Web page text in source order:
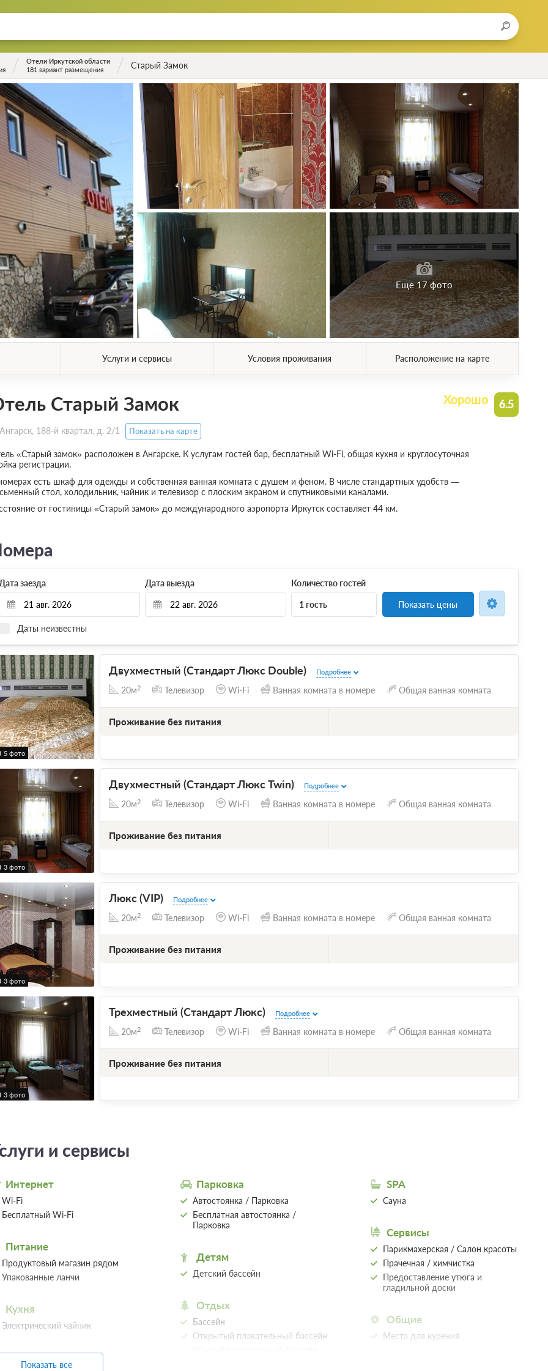
Отели Иркутской области
181 вариант размещения
Старый Замок
Еще 17 фото
Услуги и сервисы Условия проживания Расположение на карте
6.5
Хорошо
Старый Замок
188-й квартал, д. 2/1 Показать на карте
«Старый замок» расположен в Ангарске. К услугам гостей бар, бесплатный Wi-Fi, общая кухня и круглосуточная
регистрации.
есть шкаф для одежды и собственная ванная комната с душем и феном. В числе стандартных удобств —
стол, холодильник, чайник и телевизор с плоским экраном и спутниковыми каналами.
от гостиницы «Старый замок» до международного аэропорта Иркутск составляет 44 км.
заезда Дата выезда
Даты неизвестны
Количество гостей
1 гость Показать цены
5 фото
Двухместный (Стандарт Люкс Double) Подробнее
20м2 Телевизор Wi-Fi Ванная комната в номере Общая ванная комната
Проживание без питания
3 фото
Двухместный (Стандарт Люкс Twin) Подробнее
20м2 Телевизор Wi-Fi Ванная комната в номере Общая ванная комната
Проживание без питания
3 фото
Люкс (VIP) Подробнее
20м2 Телевизор Wi-Fi Ванная комната в номере Общая ванная комната
Проживание без питания
3 фото
Трехместный (Стандарт Люкс) Подробнее
20м2 Телевизор Wi-Fi Ванная комната в номере Общая ванная комната
Проживание без питания
и сервисы
Интернет
Wi-Fi
Бесплатный Wi-Fi
Питание
Продуктовый магазин рядом
Упакованные ланчи
Кухня
Электрический чайник
Парковка
Автостоянка / Парковка
Бесплатная автостоянка /
Парковка
Детям
Детский бассейн
Отдых
Бассейн
Открытый плавательный бассейн
SPA
Сауна
Сервисы
Парикмахерская / Салон красоты
Прачечная / химчистка
Предоставление утюга и
гладильной доски
Общие
Места для курения
Показать все